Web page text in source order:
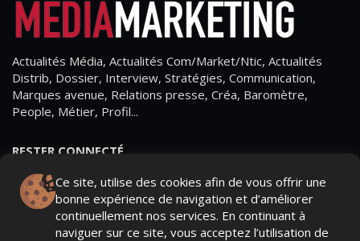
Ce site, utilise des cookies afin de vous offrir une
bonne expérience de navigation et d’améliorer
continuellement nos services. En continuant à
naviguer sur ce site, vous acceptez l’utilisation de
Actualités Média, Actualités Com/Market/Ntic, Actualités
Distrib, Dossier, Interview, Stratégies, Communication,
Marques avenue, Relations presse, Créa, Baromètre,
People, Métier, Profil...
RESTER CONNECTÉ